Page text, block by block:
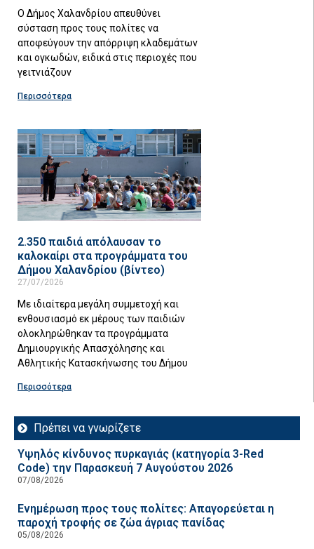
Ο Δήμος Χαλανδρίου απευθύνει
σύσταση προς τους πολίτες να
αποφεύγουν την απόρριψη κλαδεμάτων
και ογκωδών, ειδικά στις περιοχές που
γειτνιάζουν
Περισσότερα
2.350 παιδιά απόλαυσαν το
καλοκαίρι στα προγράμματα του
Δήμου Χαλανδρίου (βίντεο)
27/07/2026
Με ιδιαίτερα μεγάλη συμμετοχή και
ενθουσιασμό εκ μέρους των παιδιών
ολοκληρώθηκαν τα προγράμματα
Δημιουργικής Απασχόλησης και
Αθλητικής Κατασκήνωσης του Δήμου
Περισσότερα
Πρέπει να γνωρίζετε
Υψηλός κίνδυνος πυρκαγιάς (κατηγορία 3-Red
Code) την Παρασκευή 7 Αυγούστου 2026
07/08/2026
Ενημέρωση προς τους πολίτες: Απαγορεύεται η
παροχή τροφής σε ζώα άγριας πανίδας
05/08/2026